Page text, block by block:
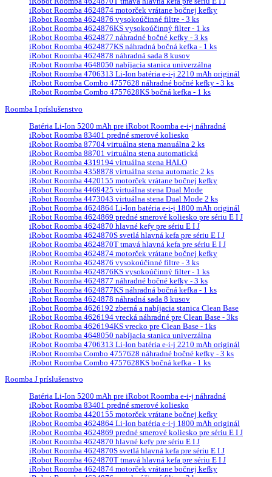
iRobot Roomba 4624874 motorček vrátane bočnej kefky
iRobot Roomba 4624876 vysokoúčinné filtre - 3 ks
iRobot Roomba 4624876KS vysokoúčinný filter - 1 ks
iRobot Roomba 4624877 náhradné bočné kefky - 3 ks
iRobot Roomba 4624877KS náhradná bočná kefka - 1 ks
iRobot Roomba 4624878 náhradná sada 8 kusov
iRobot Roomba 4648050 nabíjacia stanica univerzálna
iRobot Roomba 4706313 Li-Ion batéria e-i-j 2210 mAh originál
iRobot Roomba Combo 4757628 náhradné bočné kefky - 3 ks
iRobot Roomba Combo 4757628KS bočná kefka - 1 ks
Roomba I príslušenstvo
Batéria Li-Ion 5200 mAh pre iRobot Roomba e-i-j náhradná
iRobot Roomba 83401 predné smerové koliesko
iRobot Roomba 87704 virtuálna stena manuálna 2 ks
iRobot Roomba 88701 virtuálna stena automatická
iRobot Roomba 4319194 virtuálna stena HALO
iRobot Roomba 4358878 virtuálna stena automatic 2 ks
iRobot Roomba 4420155 motorček vrátane bočnej kefky
iRobot Roomba 4469425 virtuálna stena Dual Mode
iRobot Roomba 4473043 virtuálna stena Dual Mode 2 ks
iRobot Roomba 4624864 Li-Ion batéria e-i-j 1800 mAh originál
iRobot Roomba 4624869 predné smerové koliesko pre sériu E I J
iRobot Roomba 4624870 hlavné kefy pre sériu E I J
iRobot Roomba 4624870S svetlá hlavná kefa pre sériu E I J
iRobot Roomba 4624870T tmavá hlavná kefa pre sériu E I J
iRobot Roomba 4624874 motorček vrátane bočnej kefky
iRobot Roomba 4624876 vysokoúčinné filtre - 3 ks
iRobot Roomba 4624876KS vysokoúčinný filter - 1 ks
iRobot Roomba 4624877 náhradné bočné kefky - 3 ks
iRobot Roomba 4624877KS náhradná bočná kefka - 1 ks
iRobot Roomba 4624878 náhradná sada 8 kusov
iRobot Roomba 4626192 zberná a nabíjacia stanica Clean Base
iRobot Roomba 4626194 vrecká náhradné pre Clean Base - 3ks
iRobot Roomba 4626194KS vrecko pre Clean Base - 1ks
iRobot Roomba 4648050 nabíjacia stanica univerzálna
iRobot Roomba 4706313 Li-Ion batéria e-i-j 2210 mAh originál
iRobot Roomba Combo 4757628 náhradné bočné kefky - 3 ks
iRobot Roomba Combo 4757628KS bočná kefka - 1 ks
Roomba J príslušenstvo
Batéria Li-Ion 5200 mAh pre iRobot Roomba e-i-j náhradná
iRobot Roomba 83401 predné smerové koliesko
iRobot Roomba 4420155 motorček vrátane bočnej kefky
iRobot Roomba 4624864 Li-Ion batéria e-i-j 1800 mAh originál
iRobot Roomba 4624869 predné smerové koliesko pre sériu E I J
iRobot Roomba 4624870 hlavné kefy pre sériu E I J
iRobot Roomba 4624870S svetlá hlavná kefa pre sériu E I J
iRobot Roomba 4624870T tmavá hlavná kefa pre sériu E I J
iRobot Roomba 4624874 motorček vrátane bočnej kefky